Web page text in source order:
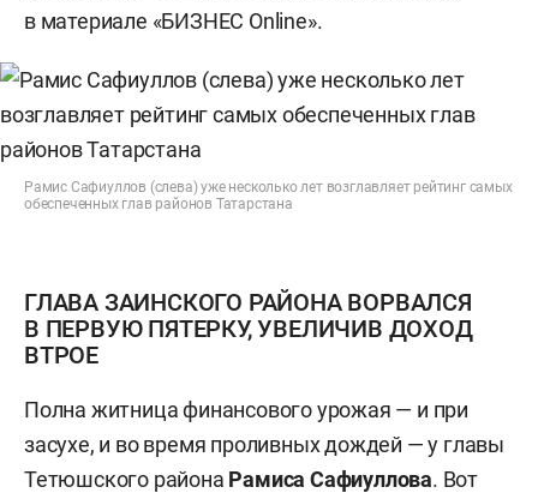
в материале «БИЗНЕС Online».
Рамис Сафиуллов (слева) уже несколько лет возглавляет рейтинг самых
обеспеченных глав районов Татарстана
ГЛАВА ЗАИНСКОГО РАЙОНА ВОРВАЛСЯ
В ПЕРВУЮ ПЯТЕРКУ, УВЕЛИЧИВ ДОХОД
ВТРОЕ
Полна житница финансового урожая — и при
засухе, и во время проливных дождей — у главы
Тетюшского района Рамиса Сафиуллова. Вот